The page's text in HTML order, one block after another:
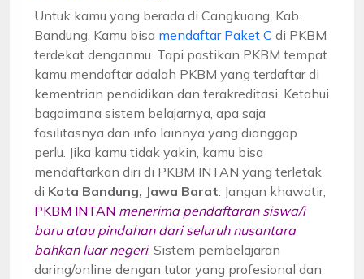
Untuk kamu yang berada di Cangkuang, Kab.
Bandung, Kamu bisa mendaftar Paket C di PKBM
terdekat denganmu. Tapi pastikan PKBM tempat
kamu mendaftar adalah PKBM yang terdaftar di
kementrian pendidikan dan terakreditasi. Ketahui
bagaimana sistem belajarnya, apa saja
fasilitasnya dan info lainnya yang dianggap
perlu. Jika kamu tidak yakin, kamu bisa
mendaftarkan diri di PKBM INTAN yang terletak
di Kota Bandung, Jawa Barat . Jangan khawatir,
PKBM INTAN menerima pendaftaran siswa/i
baru atau pindahan dari seluruh nusantara
bahkan luar negeri. Sistem pembelajaran
daring/online dengan tutor yang profesional dan